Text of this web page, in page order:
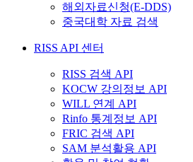
해외자료신청(E-DDS)
중국대학 자료 검색
RISS API 센터
RISS 검색 API
KOCW 강의정보 API
WILL 연계 API
Rinfo 통계정보 API
FRIC 검색 API
SAM 분석활용 API